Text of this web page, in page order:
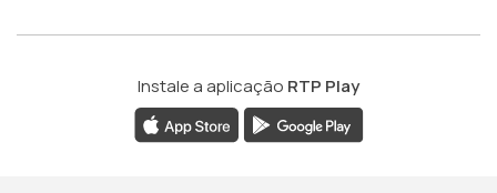
Instale a aplicação RTP Play